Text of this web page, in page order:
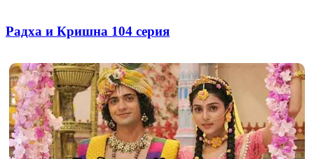
Радха и Кришна 104 серия